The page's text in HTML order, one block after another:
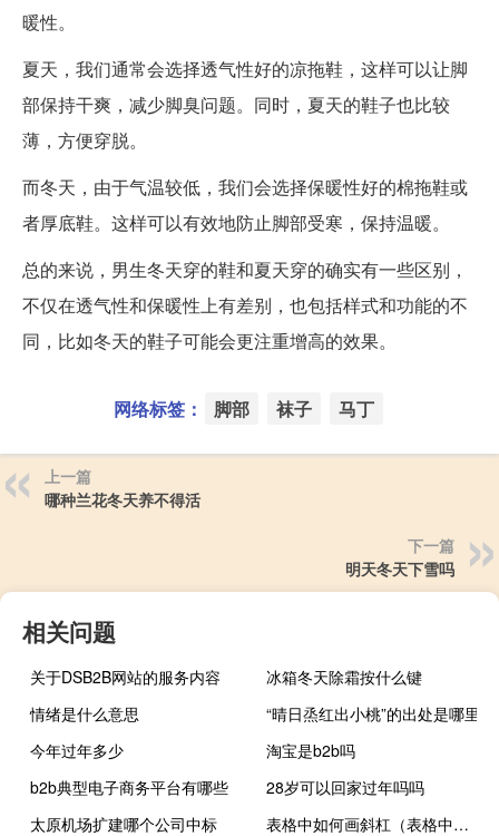
暖性。
夏天，我们通常会选择透气性好的凉拖鞋，这样可以让脚
部保持干爽，减少脚臭问题。同时，夏天的鞋子也比较
薄，方便穿脱。
而冬天，由于气温较低，我们会选择保暖性好的棉拖鞋或
者厚底鞋。这样可以有效地防止脚部受寒，保持温暖。
总的来说，男生冬天穿的鞋和夏天穿的确实有一些区别，
不仅在透气性和保暖性上有差别，也包括样式和功能的不
同，比如冬天的鞋子可能会更注重增高的效果。
网络标签： 脚部 袜子 马丁
上一篇
哪种兰花冬天养不得活
下一篇
明天冬天下雪吗
相关问题
关于DSB2B网站的服务内容
冰箱冬天除霜按什么键
情绪是什么意思
“晴日烝红出小桃”的出处是哪里
今年过年多少
淘宝是b2b吗
b2b典型电子商务平台有哪些
28岁可以回家过年吗吗
太原机场扩建哪个公司中标
表格中如何画斜杠（表格中如何画斜线写字）